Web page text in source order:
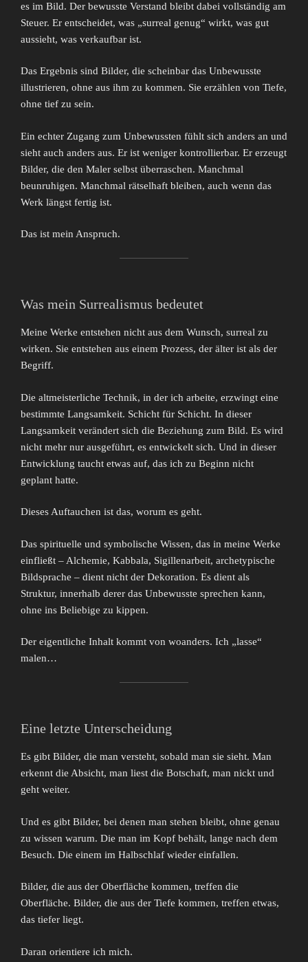
es im Bild. Der bewusste Verstand bleibt dabei vollständig am
Steuer. Er entscheidet, was „surreal genug“ wirkt, was gut
aussieht, was verkaufbar ist.
Das Ergebnis sind Bilder, die scheinbar das Unbewusste
illustrieren, ohne aus ihm zu kommen. Sie erzählen von Tiefe,
ohne tief zu sein.
Ein echter Zugang zum Unbewussten fühlt sich anders an und
sieht auch anders aus. Er ist weniger kontrollierbar. Er erzeugt
Bilder, die den Maler selbst überraschen. Manchmal
beunruhigen. Manchmal rätselhaft bleiben, auch wenn das
Werk längst fertig ist.
Das ist mein Anspruch.
Was mein Surrealismus bedeutet
Meine Werke entstehen nicht aus dem Wunsch, surreal zu
wirken. Sie entstehen aus einem Prozess, der älter ist als der
Begriff.
Die altmeisterliche Technik, in der ich arbeite, erzwingt eine
bestimmte Langsamkeit. Schicht für Schicht. In dieser
Langsamkeit verändert sich die Beziehung zum Bild. Es wird
nicht mehr nur ausgeführt, es entwickelt sich. Und in dieser
Entwicklung taucht etwas auf, das ich zu Beginn nicht
geplant hatte.
Dieses Auftauchen ist das, worum es geht.
Das spirituelle und symbolische Wissen, das in meine Werke
einfließt – Alchemie, Kabbala, Sigillenarbeit, archetypische
Bildsprache – dient nicht der Dekoration. Es dient als
Struktur, innerhalb derer das Unbewusste sprechen kann,
ohne ins Beliebige zu kippen.
Der eigentliche Inhalt kommt von woanders. Ich „lasse“
malen…
Eine letzte Unterscheidung
Es gibt Bilder, die man versteht, sobald man sie sieht. Man
erkennt die Absicht, man liest die Botschaft, man nickt und
geht weiter.
Und es gibt Bilder, bei denen man stehen bleibt, ohne genau
zu wissen warum. Die man im Kopf behält, lange nach dem
Besuch. Die einem im Halbschlaf wieder einfallen.
Bilder, die aus der Oberfläche kommen, treffen die
Oberfläche. Bilder, die aus der Tiefe kommen, treffen etwas,
das tiefer liegt.
Daran orientiere ich mich.